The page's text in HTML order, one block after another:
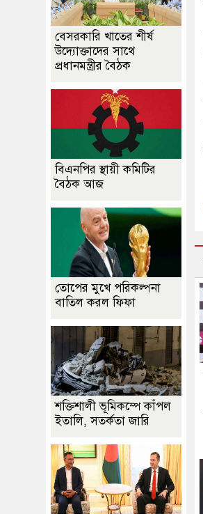
বেসরকারি খাতের শীর্ষ
উদ্যোক্তাদের সাথে
প্রধানমন্ত্রীর বৈঠক
বিএনপির স্থায়ী কমিটির
বৈঠক আজ
তোপের মুখে পরিকল্পনা
বাতিল করল ফিফা
শক্তিশালী ভূমিকম্পে কাঁপল
ইতালি, সতর্কতা জারি